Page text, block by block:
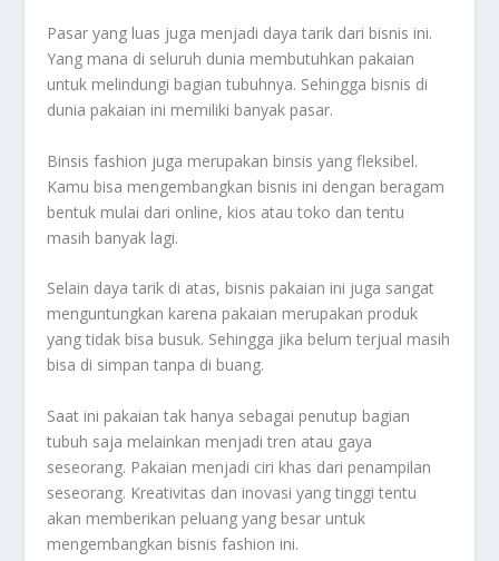
Pasar yang luas juga menjadi daya tarik dari bisnis ini.
Yang mana di seluruh dunia membutuhkan pakaian
untuk melindungi bagian tubuhnya. Sehingga bisnis di
dunia pakaian ini memiliki banyak pasar.
Binsis fashion juga merupakan binsis yang fleksibel.
Kamu bisa mengembangkan bisnis ini dengan beragam
bentuk mulai dari online, kios atau toko dan tentu
masih banyak lagi.
Selain daya tarik di atas, bisnis pakaian ini juga sangat
menguntungkan karena pakaian merupakan produk
yang tidak bisa busuk. Sehingga jika belum terjual masih
bisa di simpan tanpa di buang.
Saat ini pakaian tak hanya sebagai penutup bagian
tubuh saja melainkan menjadi tren atau gaya
seseorang. Pakaian menjadi ciri khas dari penampilan
seseorang. Kreativitas dan inovasi yang tinggi tentu
akan memberikan peluang yang besar untuk
mengembangkan bisnis fashion ini.